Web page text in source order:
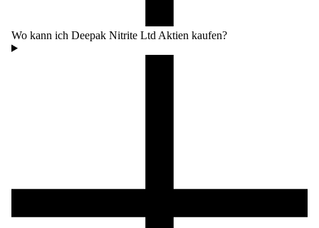
Wo kann ich Deepak Nitrite Ltd Aktien kaufen?